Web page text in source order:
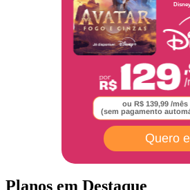
ou R$ 139,99 /mês
(sem pagamento
Quero
Planos em Destaque